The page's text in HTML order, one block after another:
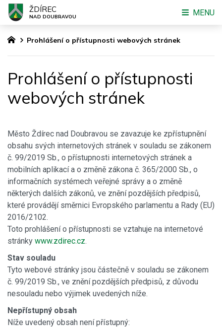
Prohlášení o přístupnosti webových stránek
Prohlášení o přístupnosti
webových stránek
Město Ždírec nad Doubravou se zavazuje ke zpřístupnění
obsahu svých internetových stránek v souladu se zákonem
č. 99/2019 Sb., o přístupnosti internetových stránek a
mobilních aplikací a o změně zákona č. 365/2000 Sb., o
informačních systémech veřejné správy a o změně
některých dalších zákonů, ve znění pozdějších předpisů,
které provádějí směrnici Evropského parlamentu a Rady (EU)
2016/2102.
Toto prohlášení o přístupnosti se vztahuje na internetové
stránky www.zdirec.cz.
Stav souladu
Tyto webové stránky jsou částečně v souladu se zákonem
č. 99/2019 Sb., ve znění pozdějších předpisů, z důvodu
nesouladu nebo výjimek uvedených níže.
Nepřístupný obsah
Níže uvedený obsah není přístupný:
ŽDÍREC
NAD DOUBRAVOU MENU